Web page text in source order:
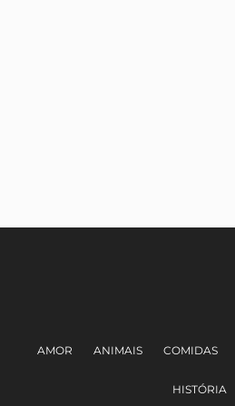
AMOR ANIMAIS COMIDAS
HISTÓRIA